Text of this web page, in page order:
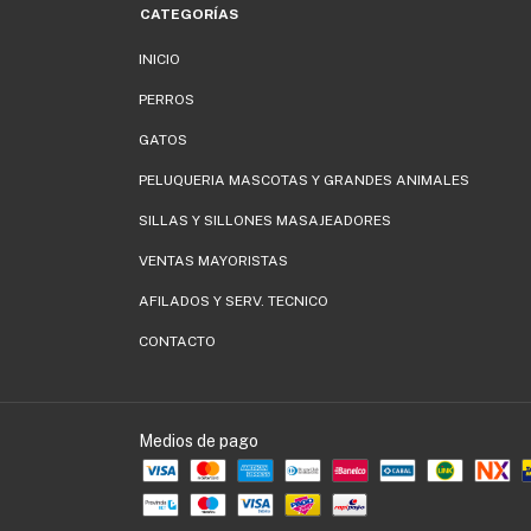
CATEGORÍAS
INICIO
PERROS
GATOS
PELUQUERIA MASCOTAS Y GRANDES ANIMALES
SILLAS Y SILLONES MASAJEADORES
VENTAS MAYORISTAS
AFILADOS Y SERV. TECNICO
CONTACTO
Medios de pago